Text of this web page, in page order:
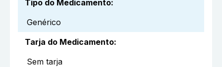
Tipo do Medicamento:
Genérico
Tarja do Medicamento:
Sem tarja